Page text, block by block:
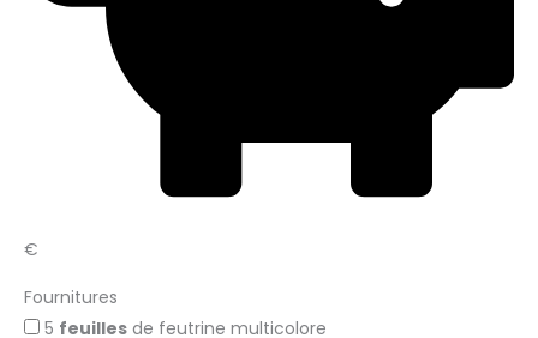
€
Fournitures
5 feuilles de feutrine multicolore